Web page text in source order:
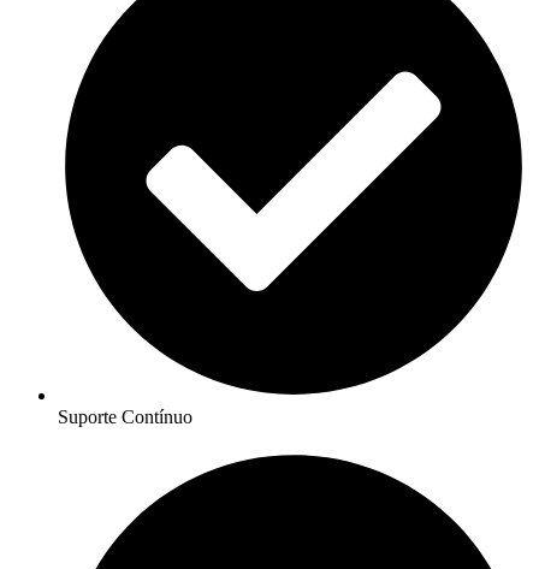
Suporte Contínuo